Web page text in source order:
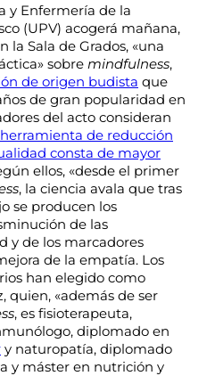
y Enfermería de la
(UPV) acogerá mañana,
la Sala de Grados, «una
sobre mindfulness,
de origen budista que
de gran popularidad en
del acto consideran
herramienta de reducción
consta de mayor
ellos, «desde el primer
, la ciencia avala que tras
se producen los
de las
y de los marcadores
de la empatía. Los
han elegido como
quien, «además de ser
, es fisioterapeuta,
diplomado en
y naturopatía, diplomado
y máster en nutrición y